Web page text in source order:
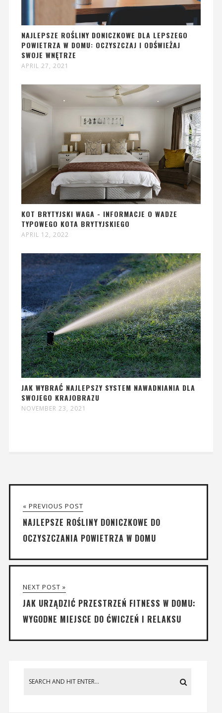
NAJLEPSZE ROŚLINY DONICZKOWE DLA LEPSZEGO
POWIETRZA W DOMU: OCZYSZCZAJ I ODŚWIEŻAJ
SWOJE WNĘTRZE
APRIL 27, 2021
KOT BRYTYJSKI WAGA - INFORMACJE O WADZE
TYPOWEGO KOTA BRYTYJSKIEGO
APRIL 12, 2022
JAK WYBRAĆ NAJLEPSZY SYSTEM NAWADNIANIA DLA
SWOJEGO KRAJOBRAZU
NOVEMBER 23, 2021
« PREVIOUS POST
NAJLEPSZE ROŚLINY DONICZKOWE DO
OCZYSZCZANIA POWIETRZA W DOMU
NEXT POST »
JAK URZĄDZIĆ PRZESTRZEŃ FITNESS W DOMU:
WYGODNE MIEJSCE DO ĆWICZEŃ I RELAKSU